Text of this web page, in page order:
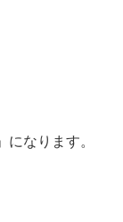
なります。